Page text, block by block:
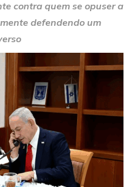
contra quem se opuser a
defendendo um